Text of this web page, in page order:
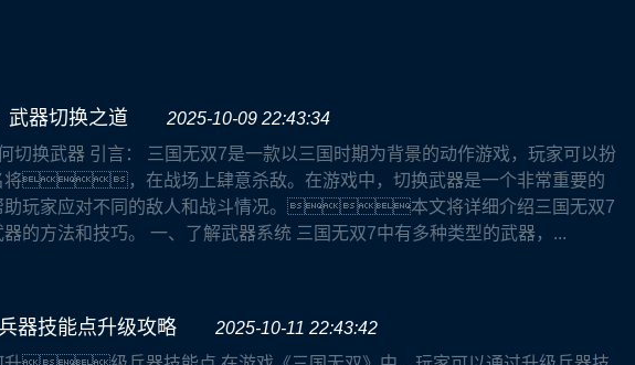
武器切换之道
2025-10-09 22:43:34
切换武器 引言： 三国无双7是一款以三国时期为背景的动作游戏，玩家可以扮
将，在战场上肆意杀敌。在游戏中，切换武器是一个非常重要的
助玩家应对不同的敌人和战斗情况。本文将详细介绍三国无双7
的方法和技巧。 一、了解武器系统 三国无双7中有多种类型的武器，...
器技能点升级攻略
2025-10-11 22:43:42